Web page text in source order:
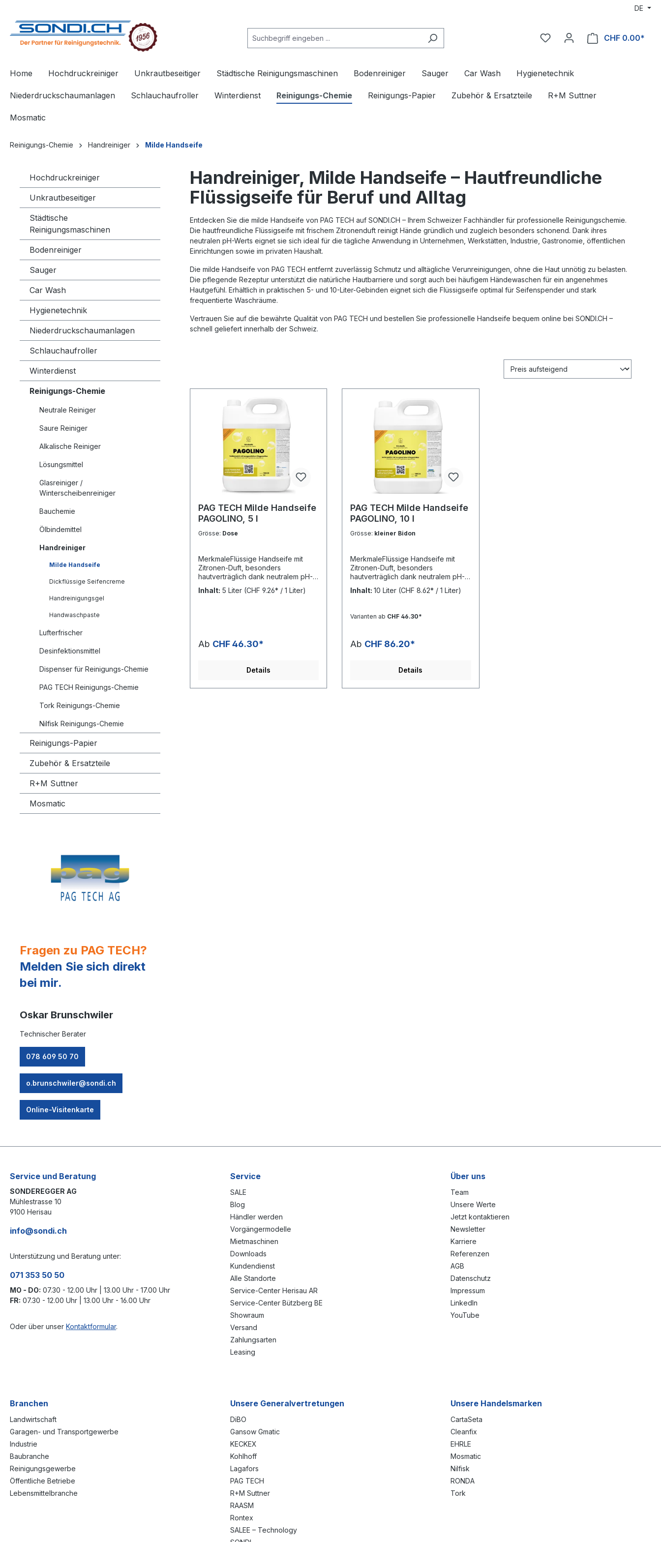
DE
CHF 0.00*
Home Hochdruckreiniger Unkrautbeseitiger Städtische Reinigungsmaschinen Bodenreiniger Sauger Car Wash Hygienetechnik
Niederdruckschaumanlagen Schlauchaufroller Winterdienst Reinigungs-Chemie Reinigungs-Papier Zubehör & Ersatzteile R+M Suttner
Mosmatic
Reinigungs-Chemie Handreiniger Milde Handseife
Hochdruckreiniger
Unkrautbeseitiger
Städtische
Reinigungsmaschinen
Bodenreiniger
Sauger
Car Wash
Hygienetechnik
Niederdruckschaumanlagen
Schlauchaufroller
Winterdienst
Reinigungs-Chemie
Neutrale Reiniger
Saure Reiniger
Alkalische Reiniger
Lösungsmittel
Glasreiniger /
Winterscheibenreiniger
Bauchemie
Ölbindemittel
Handreiniger
Milde Handseife
Dickflüssige Seifencreme
Handreinigungsgel
Handwaschpaste
Lufterfrischer
Desinfektionsmittel
Dispenser für Reinigungs-Chemie
PAG TECH Reinigungs-Chemie
Tork Reinigungs-Chemie
Nilfisk Reinigungs-Chemie
Reinigungs-Papier
Zubehör & Ersatzteile
R+M Suttner
Mosmatic
Fragen zu PAG TECH?
Melden Sie sich direkt
bei mir.
Oskar Brunschwiler
Technischer Berater
078 609 50 70
o.brunschwiler@sondi.ch
Online-Visitenkarte
Handreiniger, Milde Handseife – Hautfreundliche
Flüssigseife für Beruf und Alltag
Entdecken Sie die milde Handseife von PAG TECH auf SONDI.CH – Ihrem Schweizer Fachhändler für professionelle Reinigungschemie.
Die hautfreundliche Flüssigseife mit frischem Zitronenduft reinigt Hände gründlich und zugleich besonders schonend. Dank ihres
neutralen pH-Werts eignet sie sich ideal für die tägliche Anwendung in Unternehmen, Werkstätten, Industrie, Gastronomie, öffentlichen
Einrichtungen sowie im privaten Haushalt.
Die milde Handseife von PAG TECH entfernt zuverlässig Schmutz und alltägliche Verunreinigungen, ohne die Haut unnötig zu belasten.
Die pflegende Rezeptur unterstützt die natürliche Hautbarriere und sorgt auch bei häufigem Händewaschen für ein angenehmes
Hautgefühl. Erhältlich in praktischen 5- und 10-Liter-Gebinden eignet sich die Flüssigseife optimal für Seifenspender und stark
frequentierte Waschräume.
Vertrauen Sie auf die bewährte Qualität von PAG TECH und bestellen Sie professionelle Handseife bequem online bei SONDI.CH –
schnell geliefert innerhalb der Schweiz.
PAG TECH Milde Handseife
PAGOLINO, 5 l
Grösse: Dose
MerkmaleFlüssige Handseife mit
Zitronen-Duft, besonders
hautverträglich dank neutralem pH-
Wert.AnwendungNass einreiben und
nachspülen. LagerungUngeöffnet
POLYQUATERNIUM-11, CITRIC ACID,
AMYLCINNNAMYL ALCOHOL),
METHYLCHLOROISOTHIAZOLINONE,
Inhalt: 5 Liter (CHF 9.26* / 1 Liter)
Ab CHF 46.30*
Details
PAG TECH Milde Handseife
PAGOLINO, 10 l
Grösse: kleiner Bidon
MerkmaleFlüssige Handseife mit
Zitronen-Duft, besonders
hautverträglich dank neutralem pH-
Wert.AnwendungNass einreiben und
nachspülen. LagerungUngeöffnet
SODIUM LAURETH SULFATE,
POLYQUATERNIUM-11, CITRIC ACID,
AMYLCINNNAMYL ALCOHOL),
METHYLCHLOROISOTHIAZOLINONE,
Inhalt:10 Liter (CHF 8.62* / 1 Liter)
Varianten ab CHF 46.30*
Ab CHF 86.20*
Details
Service und Beratung
SONDEREGGER AG
Mühlestrasse 10
9100 Herisau
info@sondi.ch
Unterstützung und Beratung unter:
071 353 50 50
MO - DO: 07.30 - 12.00 Uhr | 13.00 Uhr - 17.00 Uhr
FR: 07.30 - 12.00 Uhr | 13.00 Uhr - 16.00 Uhr
Oder über unser Kontaktformular.
Service
SALE
Blog
Händler werden
Vorgängermodelle
Mietmaschinen
Downloads
Kundendienst
Alle Standorte
Service-Center Herisau AR
Service-Center Bützberg BE
Showraum
Versand
Zahlungsarten
Leasing
Über uns
Team
Unsere Werte
Jetzt kontaktieren
Newsletter
Karriere
Referenzen
AGB
Datenschutz
Impressum
LinkedIn
YouTube
Branchen
Landwirtschaft
Garagen- und Transportgewerbe
Industrie
Baubranche
Reinigungsgewerbe
Öffentliche Betriebe
Lebensmittelbranche
Unsere Generalvertretungen
DiBO
Gansow Gmatic
KECKEX
Kohlhoff
Lagafors
PAG TECH
R+M Suttner
RAASM
Rontex
SALEE – Technology
Unsere Handelsmarken
CartaSeta
Cleanfix
EHRLE
Mosmatic
Nilfisk
RONDA
Tork